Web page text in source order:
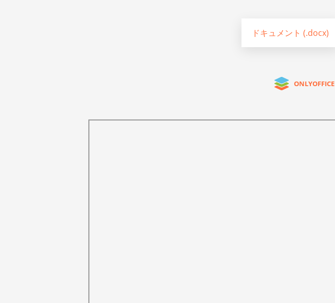
ドキュメント (.docx)
ONLYOFFICE